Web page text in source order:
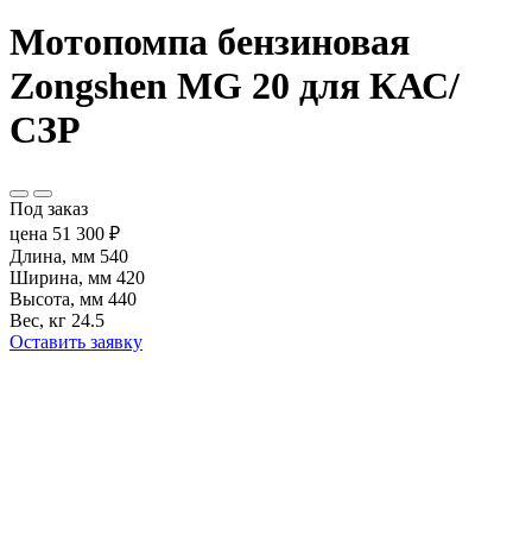
Мотопомпа бензиновая
Zongshen MG 20 для КАС/
СЗР
Под заказ
цена 51 300 ₽
Длина, мм 540
Ширина, мм 420
Высота, мм 440
Вес, кг 24.5
Оставить заявку